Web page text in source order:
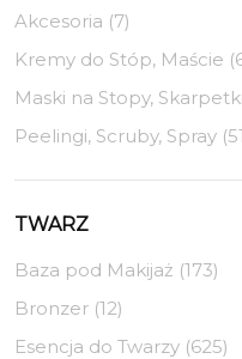
Akcesoria (7)
Kremy do Stóp, Maście
Maski na Stopy,
Peelingi, Scruby, Spray
TWARZ
Baza pod Makijaż (173)
Bronzer (12)
Esencja do Twarzy (625)